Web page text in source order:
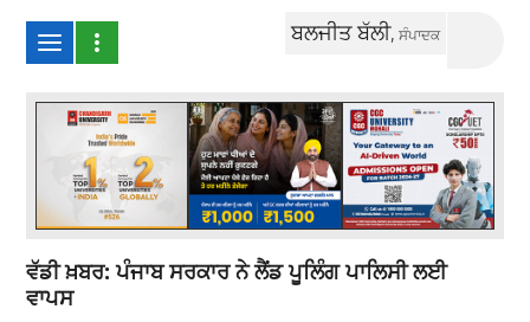
ਬਲਜੀਤ ਬੱਲੀ,ਸੰਪਾਦਕ
ਵੱਡੀ ਖ਼ਬਰ: ਪੰਜਾਬ ਸਰਕਾਰ ਨੇ ਲੈਂਡ ਪੂਲਿੰਗ ਪਾਲਿਸੀ ਲਈ
ਵਾਪਸ